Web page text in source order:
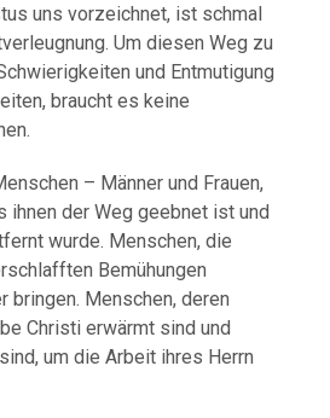
uns vorzeichnet, ist schmal
Um diesen Weg zu
und Entmutigung
braucht es keine
– Männer und Frauen,
ihnen der Weg geebnet ist und
wurde. Menschen, die
Bemühungen
bringen. Menschen, deren
Christi erwärmt sind und
um die Arbeit ihres Herrn